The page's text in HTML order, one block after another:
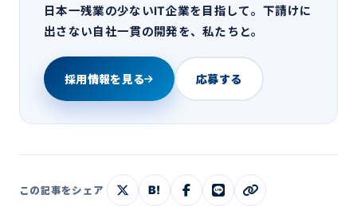
日本一残業の少ないIT企業を目指して。下請けに
出さない自社一貫の開発を、私たちと。
採用情報を見る 応募する
この記事をシェア B!